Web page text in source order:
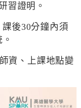
習證明。
後30分鐘內須
、上課地點變